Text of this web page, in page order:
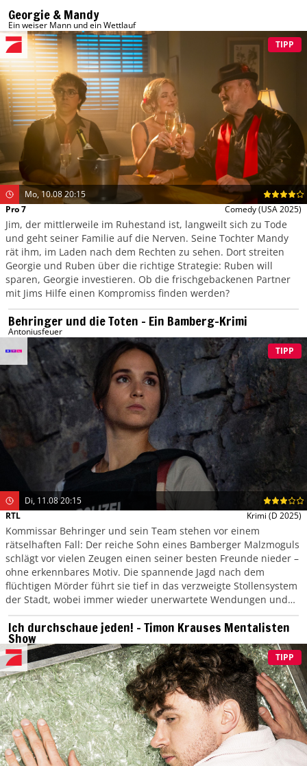
Georgie & Mandy
Ein weiser Mann und ein Wettlauf
TIPP
Mo, 10.08 20:15
Pro 7
Comedy(USA 2025)
Jim, der mittlerweile im Ruhestand ist, langweilt sich zu Tode
und geht seiner Familie auf die Nerven. Seine Tochter Mandy
rät ihm, im Laden nach dem Rechten zu sehen. Dort streiten
Georgie und Ruben über die richtige Strategie: Ruben will
sparen, Georgie investieren. Ob die frischgebackenen Partner
mit Jims Hilfe einen Kompromiss finden werden?
Behringer und die Toten – Ein Bamberg-Krimi
Antoniusfeuer
TIPP
Di, 11.08 20:15
RTL
Krimi (D 2025)
Kommissar Behringer und sein Team stehen vor einem
rätselhaften Fall: Der reiche Sohn eines Bamberger Malzmoguls
schlägt vor vielen Zeugen einen seiner besten Freunde nieder –
ohne erkennbares Motiv. Die spannende Jagd nach dem
flüchtigen Mörder führt sie tief in das verzweigte Stollensystem
der Stadt, wobei immer wieder unerwartete Wendungen und
neue Geheimnisse ans Licht kommen.
Ich durchschaue jeden! – Timon Krauses Mentalisten
Show
TIPP